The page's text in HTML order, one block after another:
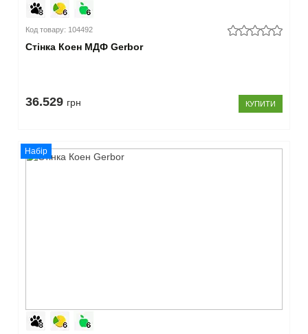
білий
(6)
бежевий
(2)
є
(26)
немає
Код товару: 104492
Стінка Коен МДФ Gerbor
36.529 грн КУПИТИ
Набір